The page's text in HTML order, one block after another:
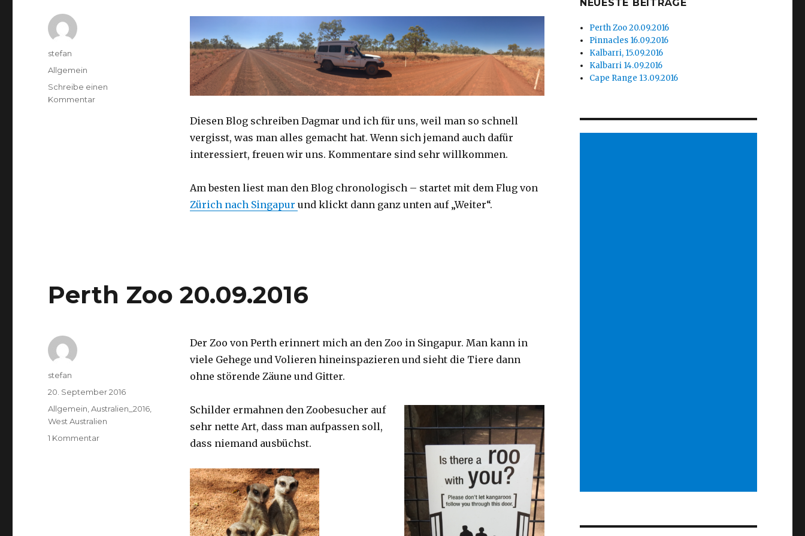
Diesen Blog schreiben Dagmar und ich für uns, weil man so schnell
vergisst, was man alles gemacht hat. Wenn sich jemand auch dafür
interessiert, freuen wir uns. Kommentare sind sehr willkommen.
Am besten liest man den Blog chronologisch – startet mit dem Flug von
Zürich nach Singapur und klickt dann ganz unten auf „Weiter“.
Autor
stefan
Kategorien
Allgemein
Schreibe einen
Kommentarzu
Perth Zoo 20.09.2016
Der Zoo von Perth erinnert mich an den Zoo in Singapur. Man kann in
viele Gehege und Volieren hineinspazieren und sieht die Tiere dann
ohne störende Zäune und Gitter.
Schilder ermahnen den Zoobesucher auf
sehr nette Art, dass man aufpassen soll,
dass niemand ausbüchst.
Autor
stefan
Veröffentlicht
am
20. September 2016
Kategorien
Allgemein,Australien_2016,
West Australien
1 Kommentarzu
NEUESTE BEITRÄGE
Perth Zoo 20.09.2016
Pinnacles 16.09.2016
Kalbarri, 15.09.2016
Kalbarri 14.09.2016
Cape Range 13.09.2016